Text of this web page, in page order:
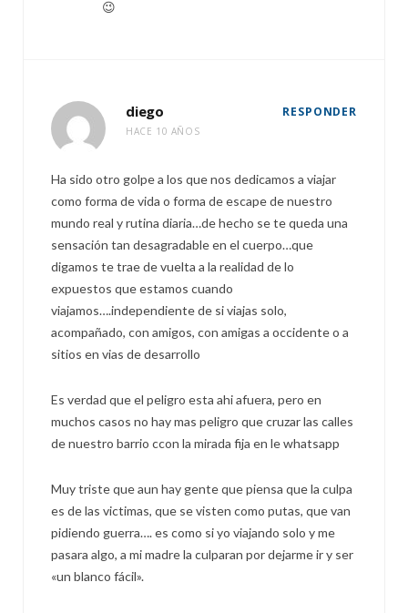
😉
diego
HACE 10 AÑOS
RESPONDER
Ha sido otro golpe a los que nos dedicamos a viajar
como forma de vida o forma de escape de nuestro
mundo real y rutina diaria…de hecho se te queda una
sensación tan desagradable en el cuerpo…que
digamos te trae de vuelta a la realidad de lo
expuestos que estamos cuando
viajamos….independiente de si viajas solo,
acompañado, con amigos, con amigas a occidente o a
sitios en vias de desarrollo
Es verdad que el peligro esta ahi afuera, pero en
muchos casos no hay mas peligro que cruzar las calles
de nuestro barrio ccon la mirada fija en le whatsapp
Muy triste que aun hay gente que piensa que la culpa
es de las victimas, que se visten como putas, que van
pidiendo guerra…. es como si yo viajando solo y me
pasara algo, a mi madre la culparan por dejarme ir y ser
«un blanco fácil».